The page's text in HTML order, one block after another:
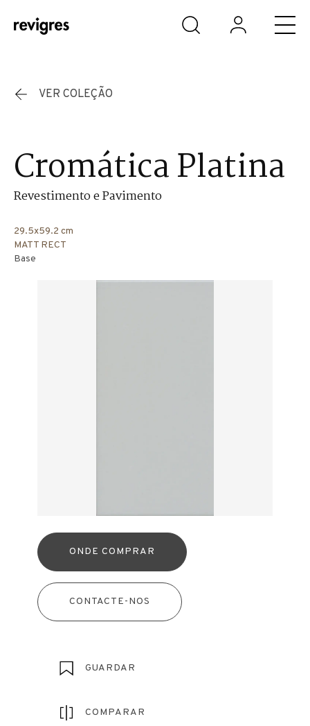
Saltar para o conteúdo principal
VER COLEÇÃO
Cromática Platina
Revestimento e Pavimento
29.5x59.2 cm
MATT RECT
Base
ONDE COMPRAR
CONTACTE-NOS
GUARDAR
COMPARAR